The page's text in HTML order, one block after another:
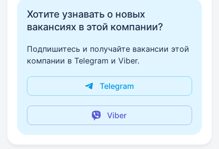
Хотите узнавать о новых
вакансиях в этой компании?
Подпишитесь и получайте вакансии этой
компании в Telegram и Viber.
Telegram
Viber